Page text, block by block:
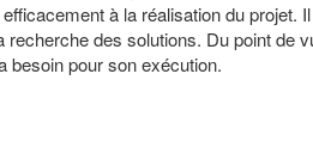
à la réalisation du projet.
des solutions. Du point de
besoin pour son exécution.